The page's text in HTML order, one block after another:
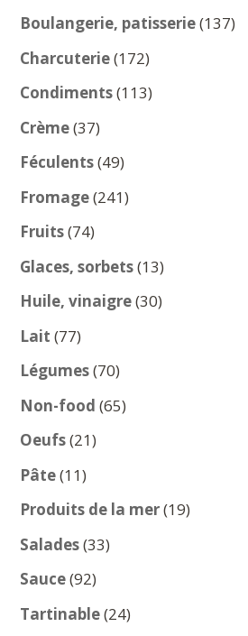
produits
Boulangerie, patisserie 137137
Charcuterie 172172
produits
Condiments 113113
Crème 3737
produits
Féculents 4949
produits
Fromage 241241
Fruits 7474
produits
Glaces, sorbets 1313
produits
Huile, vinaigre 3030
Lait 7777
produits
Légumes 7070
produits
Non-food 6565
Oeufs 2121
Pâte 1111
produits
Produits de la mer 1919
Salades 3333
Sauce 9292
produits
Tartinable 2424